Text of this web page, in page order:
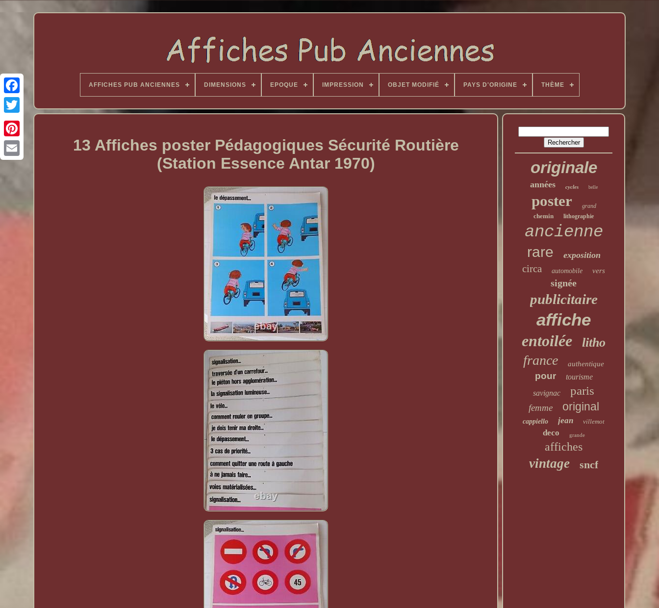
AFFICHES PUB ANCIENNES DIMENSIONS EPOQUE IMPRESSION OBJET MODIFIÉ PAYS D'ORIGINE THÈME
13 Affiches poster Pédagogiques Sécurité Routière
(Station Essence Antar 1970)
originale
années cycles belle
poster grand
chemin lithographie
ancienne
rare exposition
circa automobile vers
signée
publicitaire
affiche
entoilée litho
france authentique
pour
tourisme
savignac
paris
femme original
cappiello jean villemot
deco grande
affiches
vintage sncf